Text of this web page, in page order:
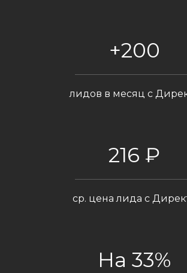
+200
лидов в месяц с
216 ₽
ср. цена лида с
На 33%